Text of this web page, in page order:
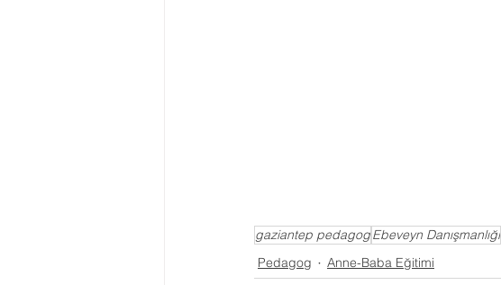
gaziantep pedagogEbeveyn Danışmanlığı
Pedagog
Anne-Baba Eğitimi